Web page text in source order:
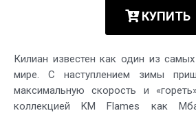
КУПИТЬ
Килиан известен как один из
мире. С наступлением зимы
максимальную скорость и
коллекцией KM Flames как